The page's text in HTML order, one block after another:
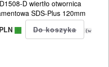
D wiertło otwornica
SDS-Plus 120mm
(w